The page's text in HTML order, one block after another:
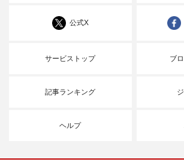
公式X
サービストップ ブ
記事ランキング
ヘルプ